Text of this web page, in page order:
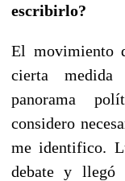
escribirlo?
El movimiento
cierta medida
panorama
considero
me identifico.
debate y llegó